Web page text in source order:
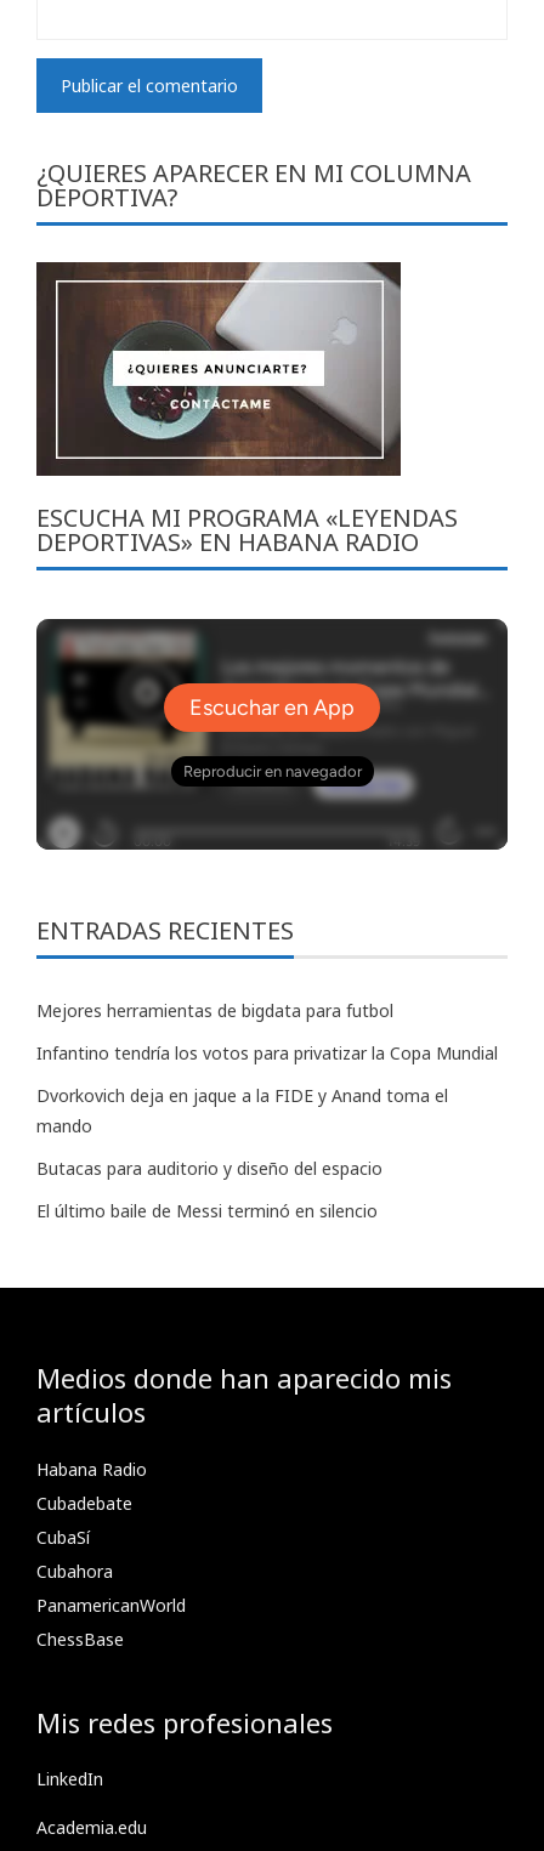
¿QUIERES APARECER EN MI COLUMNA
DEPORTIVA?
ESCUCHA MI PROGRAMA «LEYENDAS
DEPORTIVAS» EN HABANA RADIO
ENTRADAS RECIENTES
Mejores herramientas de bigdata para futbol
Infantino tendría los votos para privatizar la Copa Mundial
Dvorkovich deja en jaque a la FIDE y Anand toma el
mando
Butacas para auditorio y diseño del espacio
El último baile de Messi terminó en silencio
Medios donde han aparecido mis
artículos
Habana Radio
Cubadebate
CubaSí
Cubahora
PanamericanWorld
ChessBase
Mis redes profesionales
LinkedIn
Academia.edu